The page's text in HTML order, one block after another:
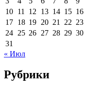
10 11 12 13 14 15 16
17 18 19 20 21 22 23
24 25 26 27 28 29 30
31
« Июл
Рубрики